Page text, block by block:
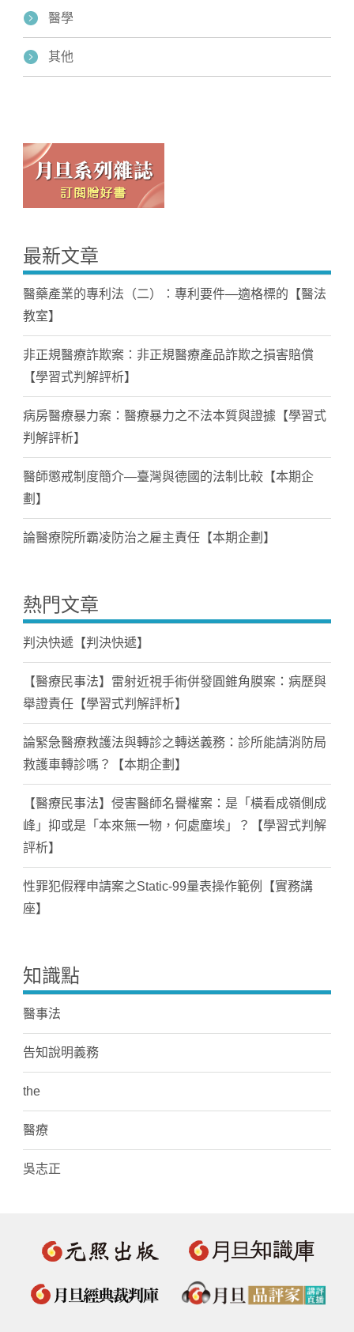
醫學
其他
最新文章
醫藥產業的專利法（二）：專利要件—適格標的【醫法
教室】
非正規醫療詐欺案：非正規醫療產品詐欺之損害賠償
【學習式判解評析】
病房醫療暴力案：醫療暴力之不法本質與證據【學習式
判解評析】
醫師懲戒制度簡介—臺灣與德國的法制比較【本期企
劃】
論醫療院所霸凌防治之雇主責任【本期企劃】
熱門文章
判決快遞【判決快遞】
【醫療民事法】雷射近視手術併發圓錐角膜案：病歷與
舉證責任【學習式判解評析】
論緊急醫療救護法與轉診之轉送義務：診所能請消防局
救護車轉診嗎？【本期企劃】
【醫療民事法】侵害醫師名譽權案：是「橫看成嶺側成
峰」抑或是「本來無一物，何處塵埃」？【學習式判解
評析】
性罪犯假釋申請案之Static-99量表操作範例【實務講
座】
知識點
醫事法
告知說明義務
the
醫療
吳志正